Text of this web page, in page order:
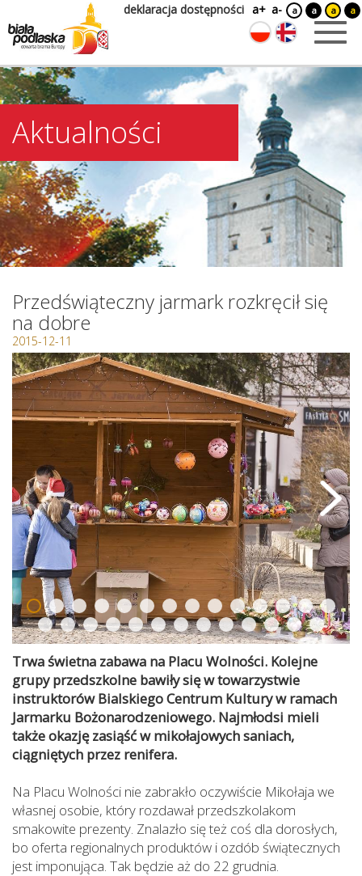
deklaracja dostępności a+ a- a a a a
Aktualności
Przedświąteczny jarmark rozkręcił się
na dobre
2015-12-11
Trwa świetna zabawa na Placu Wolności. Kolejne
grupy przedszkolne bawiły się w towarzystwie
instruktorów Bialskiego Centrum Kultury w ramach
Jarmarku Bożonarodzeniowego. Najmłodsi mieli
także okazję zasiąść w mikołajowych saniach,
ciągniętych przez renifera.
Na Placu Wolności nie zabrakło oczywiście Mikołaja we
własnej osobie, który rozdawał przedszkolakom
smakowite prezenty. Znalazło się też coś dla dorosłych,
bo oferta regionalnych produktów i ozdób świątecznych
jest imponująca. Tak będzie aż do 22 grudnia.